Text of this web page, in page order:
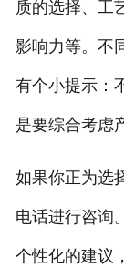
质的选择、工
影响力等。不
有个小提示：
是要综合考虑
如果你正为选
电话进行咨询
个性化的建议